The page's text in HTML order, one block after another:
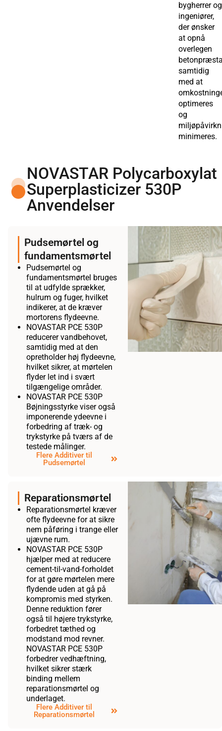
bygherrer og
ingeniører,
der ønsker
at opnå
overlegen
samtidig
med at
optimeres
og
minimeres.
NOVASTAR Polycarboxylat
Superplasticizer 530P
Anvendelser
Pudsemørtel og
fundamentsmørtel
Pudsemørtel og
fundamentsmørtel bruges
til at udfylde sprækker,
hulrum og fuger, hvilket
indikerer, at de kræver
mortorens flydeevne.
NOVASTAR PCE 530P
reducerer vandbehovet,
samtidig med at den
opretholder høj flydeevne,
hvilket sikrer, at mørtelen
flyder let ind i svært
tilgængelige områder.
NOVASTAR PCE 530P
Bøjningsstyrke viser også
imponerende ydeevne i
forbedring af træk- og
trykstyrke på tværs af de
testede målinger.
Flere Additiver til
Pudsemørtel
Reparationsmørtel
Reparationsmørtel kræver
ofte flydeevne for at sikre
nem påføring i trange eller
ujævne rum.
NOVASTAR PCE 530P
hjælper med at reducere
cement-til-vand-forholdet
for at gøre mørtelen mere
flydende uden at gå på
kompromis med styrken.
Denne reduktion fører
også til højere trykstyrke,
forbedret tæthed og
modstand mod revner.
NOVASTAR PCE 530P
forbedrer vedhæftning,
hvilket sikrer stærk
binding mellem
reparationsmørtel og
underlaget.
Flere Additiver til
Reparationsmørtel